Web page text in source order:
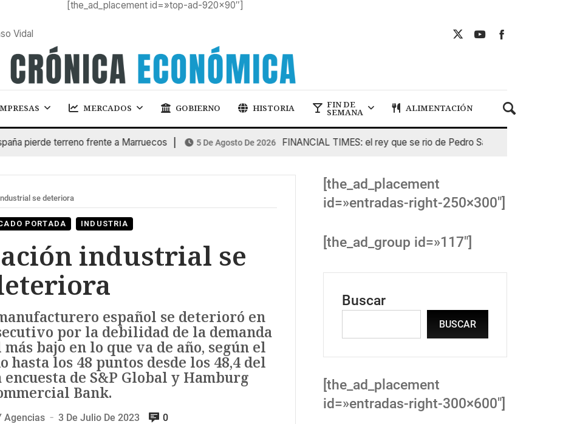
[the_ad_placement id=»top-ad-920×90″]
Vidal
MERCADOS GOBIERNO HISTORIA FIN DE
SEMANA ALIMENTACIÓN
pierde terreno frente a Marruecos 5 De Agosto De 2026 FINANCIAL TIMES: el rey que se rio de Pedro Sanchez
se deteriora
PORTADA INDUSTRIA
industrial se
español se deterioró en
por la debilidad de la demanda
bajo en lo que va de año, según el
hasta los 48 puntos desde los 48,4 del
de S&P Global y Hamburg
Bank.
Agencias — 3 De Julio De 2023 0
[the_ad_placement
id=»entradas-right-250×300″]
[the_ad_group id=»117″]
Buscar
BUSCAR
[the_ad_placement
id=»entradas-right-300×600″]